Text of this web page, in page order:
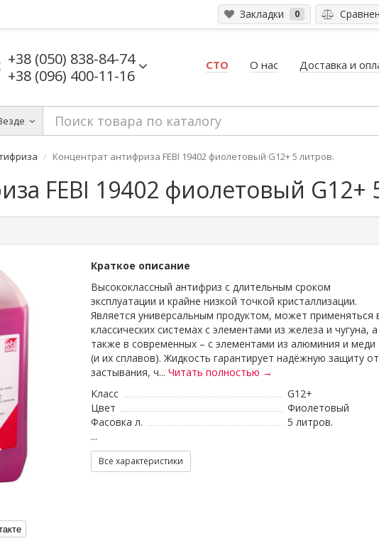
Закладки 0
+38 (050) 838-84-74
+38 (096) 400-11-16
СТО О нас Доставка и
Концентрат антифриза FEBI 19402 фиолетовый G12+ 5 литров.
FEBI 19402 фиолетовый G12+
Краткое описание
Высококлассный антифриз с длительным сроком
эксплуатации и крайне низкой точкой кристаллизации.
Является универсальным продуктом, может применяться
классических системах с элементами из железа и чугуна, а
также в современных – с элементами из алюминия и меди
(и их сплавов). Жидкость гарантирует надёжную защиту от
застывания, ч... Читать полностью →
Класс
G12+
Цвет
Фиолетовый
Фасовка л.
5 литров.
...
Все характеристики